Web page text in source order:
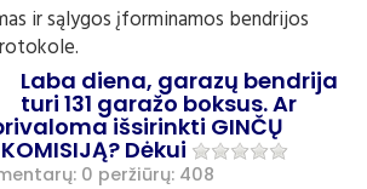
ir sąlygos įforminamos bendrijos
Laba diena, garazų bendrija
turi 131 garažo boksus. Ar
išsirinkti GINČŲ
Dėkui
0 peržiūrų: 408